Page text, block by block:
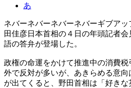
あ
ネバーネバーネバーネバーギブア
田佳彦日本首相の４日の年頭記者
語の答弁が登場した。
政権の命運をかけて推進中の消費
外で反対が多いが、あきらめる意
が出てくると、野田首相は「好きな